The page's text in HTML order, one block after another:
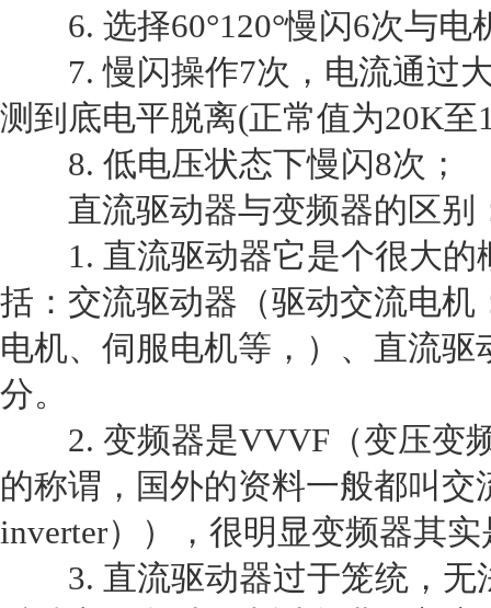
6. 选择60°120°慢闪6次与电
7. 慢闪操作7次，电流通过大
测到底电平脱离(正常值为20K至
8. 低电压状态下慢闪8次；
直流驱动器与变频器的区别
1. 直流驱动器它是个很大的
括：交流驱动器（驱动交流电
电机、伺服电机等，）、直流
分。
2. 变频器是VVVF（变压变
的称谓，国外的资料一般都叫交
inverter）），很明显变频器其
3. 直流驱动器过于笼统，无